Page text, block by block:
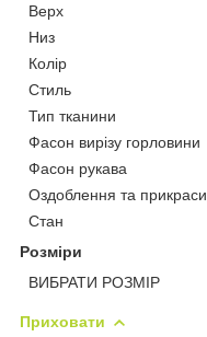
Верх
Низ
Колір
Стиль
Тип тканини
Фасон вирізу горловини
Фасон рукава
Оздоблення та прикраси
Стан
Розміри
ВИБРАТИ РОЗМІР
Приховати